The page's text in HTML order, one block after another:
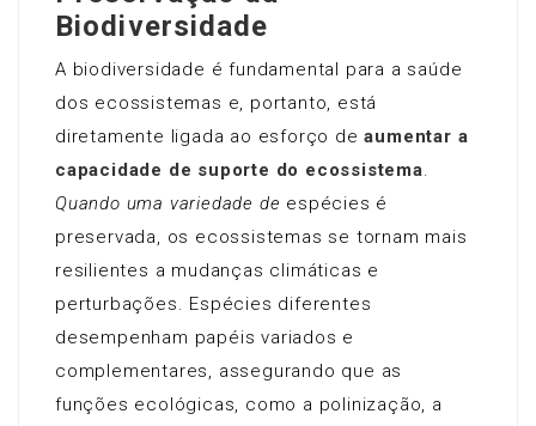
Biodiversidade
A biodiversidade é fundamental para a saúde
dos ecossistemas e, portanto, está
diretamente ligada ao esforço deaumentar a
capacidade de suporte do ecossistema.
Quando uma variedade de espécies é
preservada, os ecossistemas se tornam mais
resilientes a mudanças climáticas e
perturbações. Espécies diferentes
desempenham papéis variados e
complementares, assegurando que as
funções ecológicas, como a polinização, a